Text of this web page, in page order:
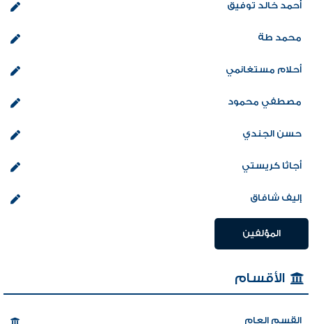
أحمد خالد توفيق
محمد طة
أحلام مستغانمي
مصطفي محمود
حسن الجندي
أجاثا كريستي
إليف شافاق
المؤلفين
الأقسام
القسم العام